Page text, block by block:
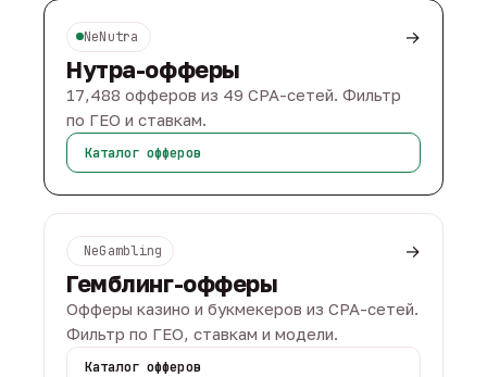
NeNutra →
Нутра-офферы
17,488 офферов из 49 CPA-сетей. Фильтр
по ГЕО и ставкам.
Каталог офферов
NeGambling →
Гемблинг-офферы
Офферы казино и букмекеров из CPA-сетей.
Фильтр по ГЕО, ставкам и модели.
Каталог офферов